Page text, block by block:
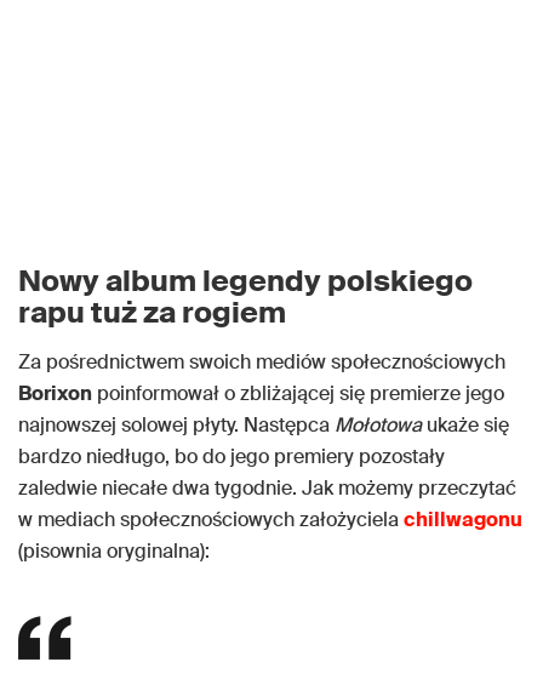
Nowy album legendy polskiego
rapu tuż za rogiem
Za pośrednictwem swoich mediów społecznościowych
Borixon poinformował o zbliżającej się premierze jego
najnowszej solowej płyty. Następca Mołotowaukaże się
bardzo niedługo, bo do jego premiery pozostały
zaledwie niecałe dwa tygodnie. Jak możemy przeczytać
w mediach społecznościowych założycielachillwagonu
(pisownia oryginalna):